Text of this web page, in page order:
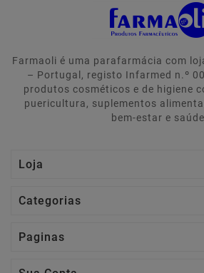
Farmaoli é uma parafarmácia com
– Portugal, registo Infarmed n.º
produtos cosméticos e de higiene
puericultura, suplementos
bem-estar e
Loja
Categorias
Paginas